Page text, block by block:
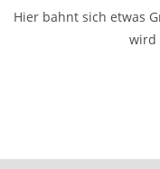
Hier bahnt sich etwas
wird